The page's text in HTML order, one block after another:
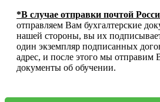
*В случае отправки почтой
отправляем Вам бухгалтерские
нашей стороны, вы их
один экземпляр подписанных
адрес, и после этого мы отправим
документы об обучении.